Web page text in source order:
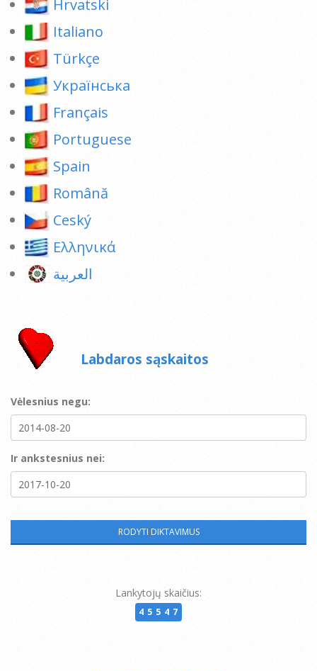
Hrvatski
Italiano
Türkçe
Українська
Français
Portuguese
Spain
Română
Ceský
Ελληνικά
العربية
Labdaros sąskaitos
Vėlesnius negu:
Ir ankstesnius nei:
Lankytojų skaičius:
45547